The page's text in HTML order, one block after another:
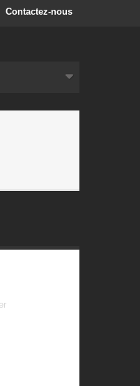
Contactez-nous